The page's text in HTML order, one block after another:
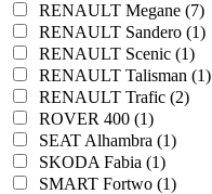
RENAULT Megane (7)
RENAULT Sandero (1)
RENAULT Scenic (1)
RENAULT Talisman (1)
RENAULT Trafic (2)
ROVER 400 (1)
SEAT Alhambra (1)
SKODA Fabia (1)
SMART Fortwo (1)